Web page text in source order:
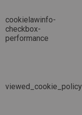
cookielawinfo-
checkbox-
performance
viewed_cookie_policy